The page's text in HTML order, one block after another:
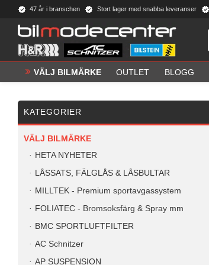
47 år i branschen Stort lager med snabba leveranser
VÄLJ BILMÄRKE OUTLET BLOGG
KATEGORIER
VÄLJ BILMÄRKE
HETA NYHETER
LÅSSATS, FÄLGLÅS & LÅSBULTAR
MILLTEK - Premium sportavgassystem
FOLIATEC - Bromsoksfärg & Spray mm
BMC SPORTLUFTFILTER
AC Schnitzer
AP SUSPENSION